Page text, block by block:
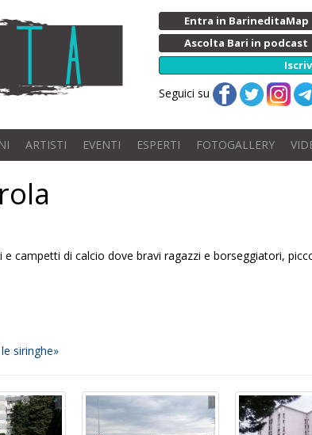
Entra in BarineditaMap
Ascolta Bari in podcast
Seguici su
ARTISTI EVENTI ESPERTI FOTOGALLERY
campetti di calcio dove bravi ragazzi e borseggiatori,
siringhe»